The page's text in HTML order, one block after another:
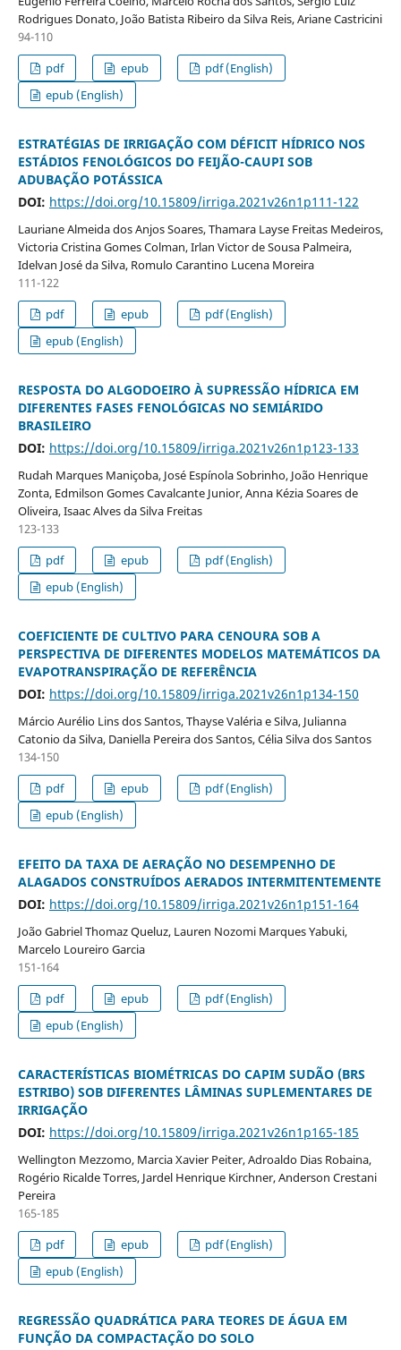
Rodrigues Donato, João Batista Ribeiro da Silva Reis, Ariane Castricini
94-110
pdf
epub
pdf (English)
epub (English)
ESTRATÉGIAS DE IRRIGAÇÃO COM DÉFICIT HÍDRICO NOS
ESTÁDIOS FENOLÓGICOS DO FEIJÃO-CAUPI SOB
ADUBAÇÃO POTÁSSICA
DOI: https://doi.org/10.15809/irriga.2021v26n1p111-122
Lauriane Almeida dos Anjos Soares, Thamara Layse Freitas Medeiros,
Victoria Cristina Gomes Colman, Irlan Victor de Sousa Palmeira,
Idelvan José da Silva, Romulo Carantino Lucena Moreira
111-122
pdf
epub
pdf (English)
epub (English)
RESPOSTA DO ALGODOEIRO À SUPRESSÃO HÍDRICA EM
DIFERENTES FASES FENOLÓGICAS NO SEMIÁRIDO
BRASILEIRO
DOI: https://doi.org/10.15809/irriga.2021v26n1p123-133
Rudah Marques Maniçoba, José Espínola Sobrinho, João Henrique
Zonta, Edmilson Gomes Cavalcante Junior, Anna Kézia Soares de
Oliveira, Isaac Alves da Silva Freitas
123-133
pdf
epub
pdf (English)
epub (English)
COEFICIENTE DE CULTIVO PARA CENOURA SOB A
PERSPECTIVA DE DIFERENTES MODELOS MATEMÁTICOS DA
EVAPOTRANSPIRAÇÃO DE REFERÊNCIA
DOI: https://doi.org/10.15809/irriga.2021v26n1p134-150
Márcio Aurélio Lins dos Santos, Thayse Valéria e Silva, Julianna
Catonio da Silva, Daniella Pereira dos Santos, Célia Silva dos Santos
134-150
pdf
epub
pdf (English)
epub (English)
EFEITO DA TAXA DE AERAÇÃO NO DESEMPENHO DE
ALAGADOS CONSTRUÍDOS AERADOS INTERMITENTEMENTE
DOI: https://doi.org/10.15809/irriga.2021v26n1p151-164
João Gabriel Thomaz Queluz, Lauren Nozomi Marques Yabuki,
Marcelo Loureiro Garcia
151-164
pdf
epub
pdf (English)
epub (English)
CARACTERÍSTICAS BIOMÉTRICAS DO CAPIM SUDÃO (BRS
ESTRIBO) SOB DIFERENTES LÂMINAS SUPLEMENTARES DE
IRRIGAÇÃO
DOI: https://doi.org/10.15809/irriga.2021v26n1p165-185
Wellington Mezzomo, Marcia Xavier Peiter, Adroaldo Dias Robaina,
Rogério Ricalde Torres, Jardel Henrique Kirchner, Anderson Crestani
Pereira
165-185
pdf
epub
pdf (English)
epub (English)
REGRESSÃO QUADRÁTICA PARA TEORES DE ÁGUA EM
FUNÇÃO DA COMPACTAÇÃO DO SOLO